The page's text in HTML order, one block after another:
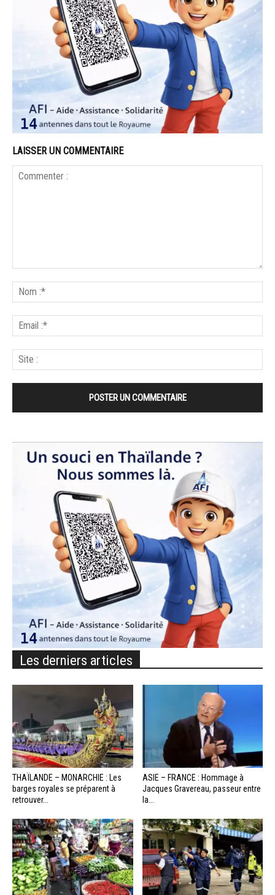
LAISSER UN COMMENTAIRE
Les derniers articles
THAÏLANDE – MONARCHIE : Les
barges royales se préparent à
retrouver...
ASIE – FRANCE : Hommage à
Jacques Gravereau, passeur entre
la...